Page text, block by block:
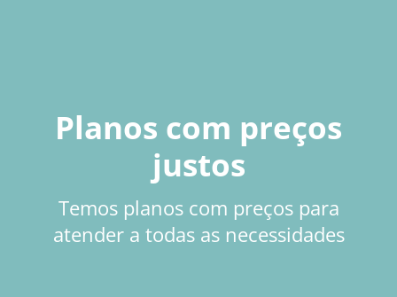
Planos com preços
justos
Temos planos com preços para
atender a todas as necessidades